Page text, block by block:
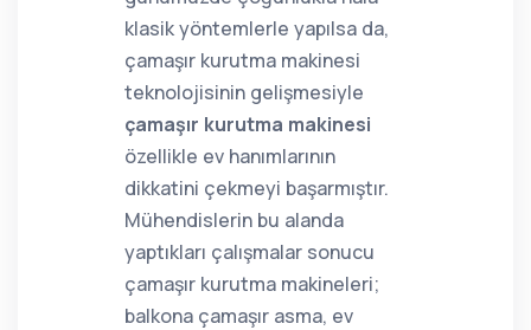
klasik yöntemlerle yapılsa da,
çamaşır kurutma makinesi
teknolojisinin gelişmesiyle
çamaşır kurutma makinesi
özellikle ev hanımlarının
dikkatini çekmeyi başarmıştır.
Mühendislerin bu alanda
yaptıkları çalışmalar sonucu
çamaşır kurutma makineleri;
balkona çamaşır asma, ev